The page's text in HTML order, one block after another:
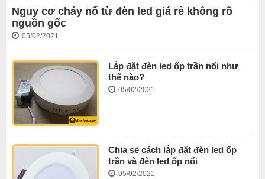
Nguy cơ cháy nổ từ đèn led giá rẻ không rõ
nguồn gốc
05/02/2021
Lắp đặt đèn led ốp trần nổi như
thế nào?
05/02/2021
Chia sẻ cách lắp đặt đèn led ốp
trần và đèn led ốp nổi
05/02/2021